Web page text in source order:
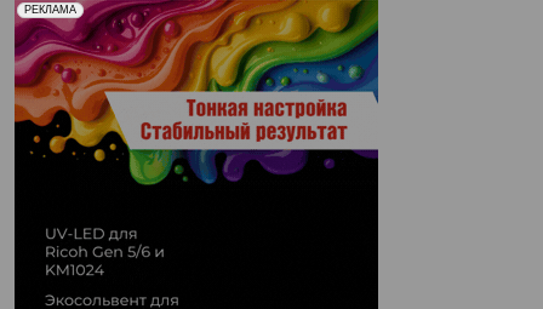
РЕКЛАМА
Реклама. Рекламодатель ООО "Передовые Системы
Печати" erid: 2SDnjd2d4Qz